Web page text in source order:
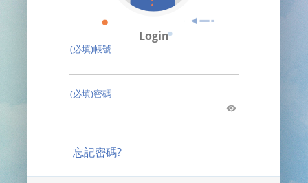
Login
(必填)帳號
(必填)密碼
忘記密碼?